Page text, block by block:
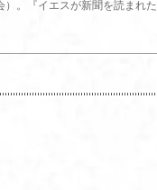
。『イエスが新聞を読まれた